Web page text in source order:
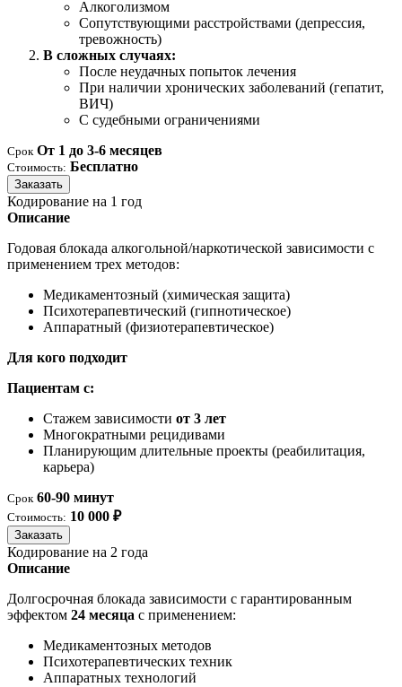
Алкоголизмом
Сопутствующими расстройствами (депрессия,
тревожность)
В сложных случаях:
После неудачных попыток лечения
При наличии хронических заболеваний (гепатит,
ВИЧ)
С судебными ограничениями
Срок От 1 до 3-6 месяцев
Стоимость: Бесплатно
Заказать
Кодирование на 1 год
Описание
Годовая блокада алкогольной/наркотической зависимости с
применением трех методов:
Медикаментозный (химическая защита)
Психотерапевтический (гипнотическое)
Аппаратный (физиотерапевтическое)
Для кого подходит
Пациентам с:
Стажем зависимости от 3 лет
Многократными рецидивами
Планирующим длительные проекты (реабилитация,
карьера)
Срок 60-90 минут
Стоимость: 10 000 ₽
Заказать
Кодирование на 2 года
Описание
Долгосрочная блокада зависимости с гарантированным
эффектом 24 месяца с применением:
Медикаментозных методов
Психотерапевтических техник
Аппаратных технологий